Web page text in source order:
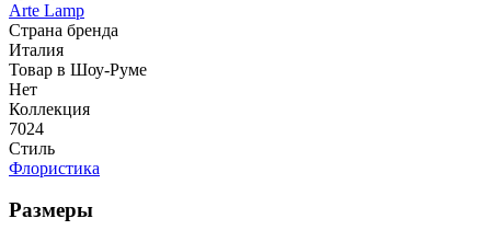
Arte Lamp
Страна бренда
Италия
Товар в Шоу-Руме
Нет
Коллекция
7024
Стиль
Флористика
Размеры